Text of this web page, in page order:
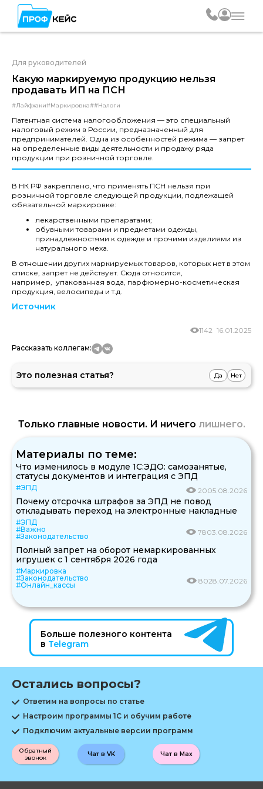
Для руководителей
Какую маркируемую продукцию нельзя
продавать ИП на ПСН
#Лайфхаки#Маркировка##Налоги
Патентная система налогообложения — это специальный
налоговый режим в России, предназначенный для
предпринимателей. Одна из особенностей режима — запрет
на определенные виды деятельности и продажу ряда
продукции при розничной торговле.
В НК РФ закреплено, что применять ПСН нельзя при
розничной торговле следующей продукции, подлежащей
обязательной маркировке:
лекарственными препаратами;
обувными товарами и предметами одежды,
принадлежностями к одежде и прочими изделиями из
натурального меха.
В отношении других маркируемых товаров, которых нет в этом
списке, запрет не действует. Сюда относится,
например, упакованная вода, парфюмерно-косметическая
продукция, велосипеды и т.д.
Источник
16.01.2025
1142
Рассказать коллегам:
Это полезная статья? Да Нет
Только главные новости. И ничего лишнего.
Материалы по теме:
Что изменилось в модуле 1С:ЭДО: самозанятые,
статусы документов и интеграция с ЭПД
#ЭПД 2005.08.2026
Почему отсрочка штрафов за ЭПД не повод
откладывать переход на электронные накладные
#ЭПД
#Важно
#Законодательство
7803.08.2026
Полный запрет на оборот немаркированных
игрушек с 1 сентября 2026 года
#Маркировка
#Законодательство
#Онлайн_кассы
8028.07.2026
Больше полезного контента
в Telegram
Остались вопросы?
Ответим на вопросы по статье
Настроим программы 1С и обучим работе
Подключим актуальные версии программ
Обратный
звонок
Чат в Max
Чат в VK